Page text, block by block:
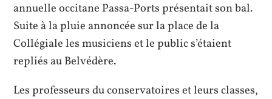
annuelle occitane Passa-Ports présentait son bal.
Suite à la pluie annoncée sur la place de la
Collégiale les musiciens et le public s’étaient
repliés au Belvédère.
Les professeurs du conservatoires et leurs classes,